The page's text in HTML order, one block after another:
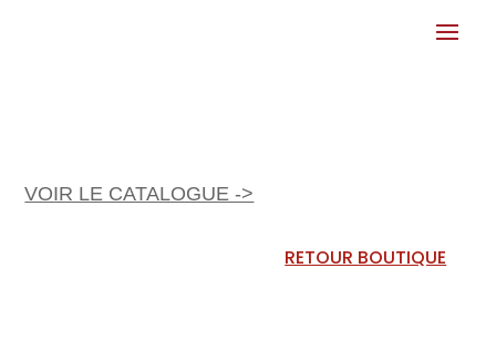
VOIR LE CATALOGUE ->
RETOUR BOUTIQUE